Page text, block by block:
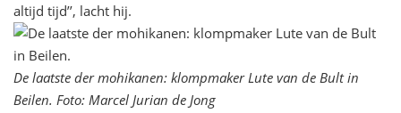
altijd tijd’’, lacht hij.
De laatste der mohikanen: klompmaker Lute van de Bult in
Beilen. Foto: Marcel Jurian de Jong